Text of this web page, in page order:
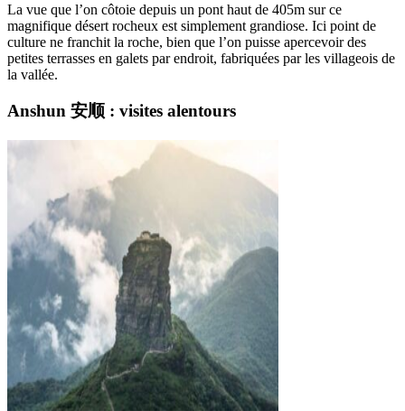
La vue que l’on côtoie depuis un pont haut de 405m sur ce
magnifique désert rocheux est simplement grandiose. Ici point de
culture ne franchit la roche, bien que l’on puisse apercevoir des
petites terrasses en galets par endroit, fabriquées par les villageois de
la vallée.
Anshun 安顺 : visites alentours